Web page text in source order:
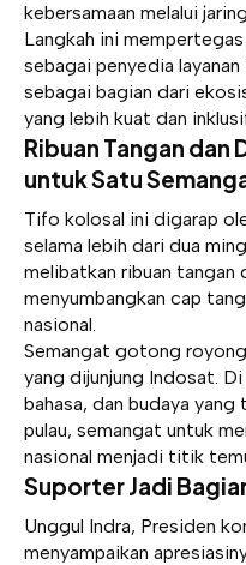
kebersamaan melalui
Langkah ini
sebagai penyedia
sebagai bagian dari
yang lebih kuat dan
Ribuan Tangan dan
untuk Satu
Tifo kolosal ini digarap
selama lebih dari dua
melibatkan ribuan tangan
menyumbangkan cap
nasional.
Semangat gotong
yang dijunjung Indosat.
bahasa, dan budaya
pulau, semangat untuk
nasional menjadi titik
Suporter Jadi
Unggul Indra, Presiden
menyampaikan